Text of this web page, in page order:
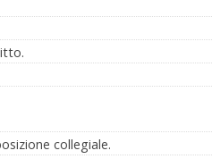
collegiale.